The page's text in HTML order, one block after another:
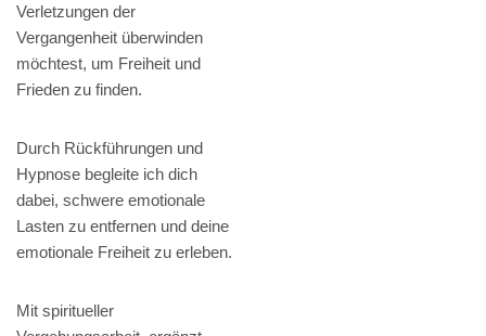
Verletzungen der
Vergangenheit überwinden
möchtest, um Freiheit und
Frieden zu finden.
Durch Rückführungen und
Hypnose begleite ich dich
dabei, schwere emotionale
Lasten zu entfernen und deine
emotionale Freiheit zu erleben.
Mit spiritueller